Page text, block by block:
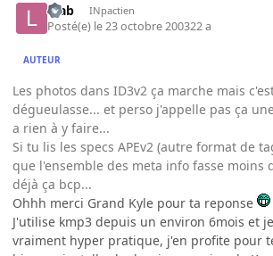
lifab INpactien
Posté(e) le 23 octobre 200322 a
AUTEUR
Les photos dans ID3v2 ça marche mais
dégueulasse... et perso j'appelle pas ça
a rien à y faire...
Si tu lis les specs APEv2 (autre format de
que l'ensemble des meta info fasse moins
déjà ça bcp...
Ohhh merci Grand Kyle pour ta reponse
J'utilise kmp3 depuis un environ 6mois et
vraiment hyper pratique, j'en profite pour